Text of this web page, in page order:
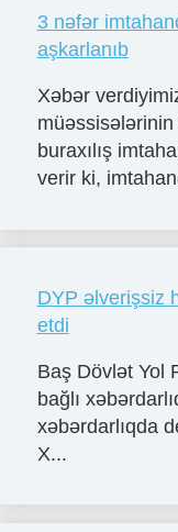
3 nəfər
aşkarlanıb
Xəbər
buraxılış
verir ki,
DYP əlverişsiz
etdi
Baş Dövlət Yol
bağlı
xəbərdarlıqda
X...